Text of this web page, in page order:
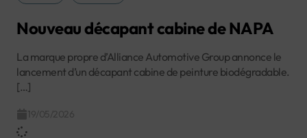
Nouveau décapant cabine de NAPA
La marque propre d’Alliance Automotive Group annonce le
lancement d’un décapant cabine de peinture biodégradable.
[…]